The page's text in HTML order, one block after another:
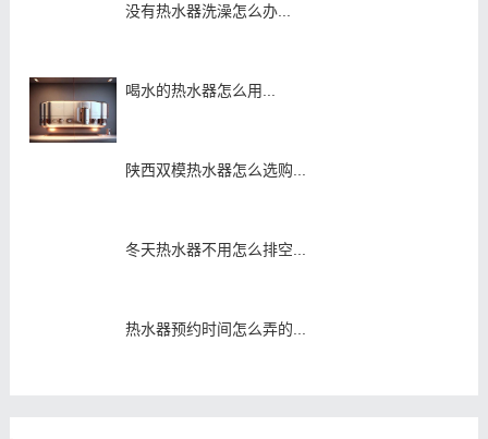
没有热水器洗澡怎么办...
喝水的热水器怎么用...
陕西双模热水器怎么选购...
冬天热水器不用怎么排空...
热水器预约时间怎么弄的...